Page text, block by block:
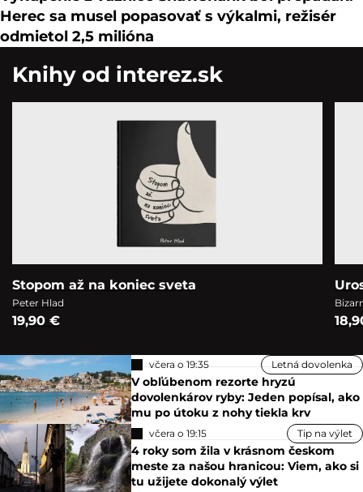
Herec sa musel popasovať s výkalmi, režisér
odmietol 2,5 milióna
Knihy od interez.sk
Stopom až na koniec sveta
Peter Hlad
19,90 €
včera o 19:35 Letná dovolenka
V obľúbenom rezorte hryzú
dovolenkárov ryby: Jeden popísal, ako
mu po útoku z nohy tiekla krv
včera o 19:15 Tip na výlet
4 roky som žila v krásnom českom
meste za našou hranicou: Viem, ako si
tu užijete dokonalý výlet